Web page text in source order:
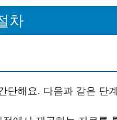
차
단해요. 다음과 같은 단